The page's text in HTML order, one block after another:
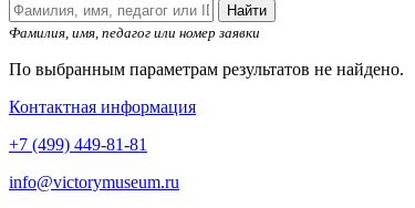
Найти
Фамилия, имя, педагог или номер заявки
По выбранным параметрам результатов не найдено.
Контактная информация
+7 (499) 449-81-81
info@victorymuseum.ru